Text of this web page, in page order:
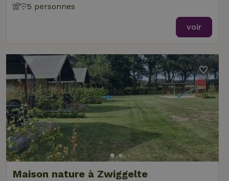
5 personnes
voir
Maison nature à Zwiggelte